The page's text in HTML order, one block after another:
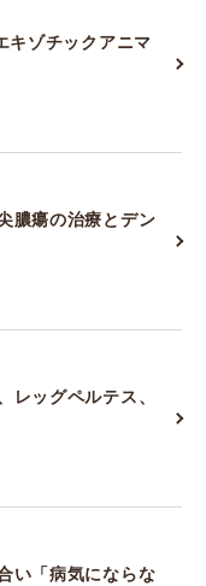
キゾチックアニマ
膿瘍の治療とデン
レッグペルテス、
い「病気にならな